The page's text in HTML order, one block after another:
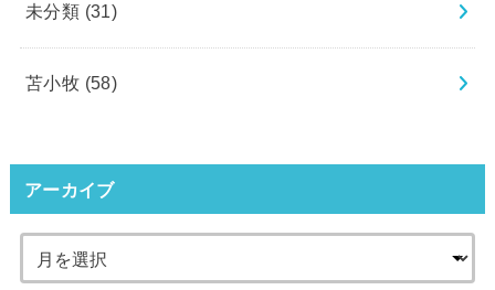
未分類 (31)
苫小牧 (58)
アーカイブ